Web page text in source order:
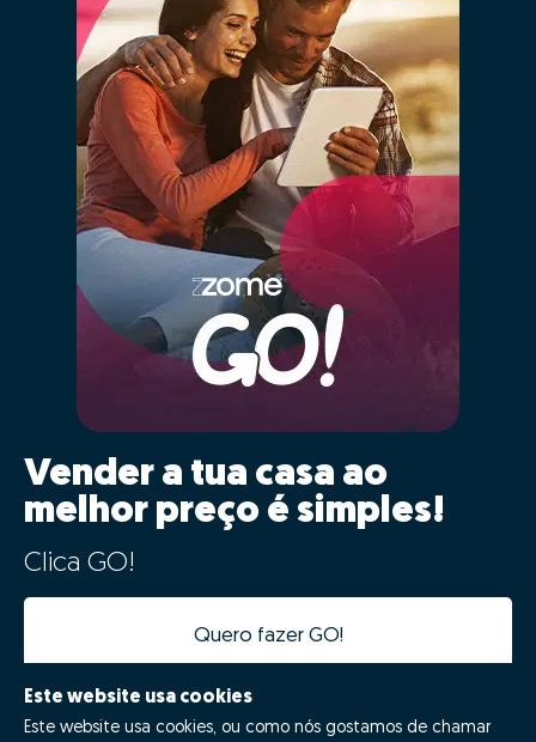
Vender a tua casa ao
melhor preço é simples!
Clica GO!
Quero fazer GO!
Este website usa cookies
Este website usa cookies, ou como nós gostamos de chamar